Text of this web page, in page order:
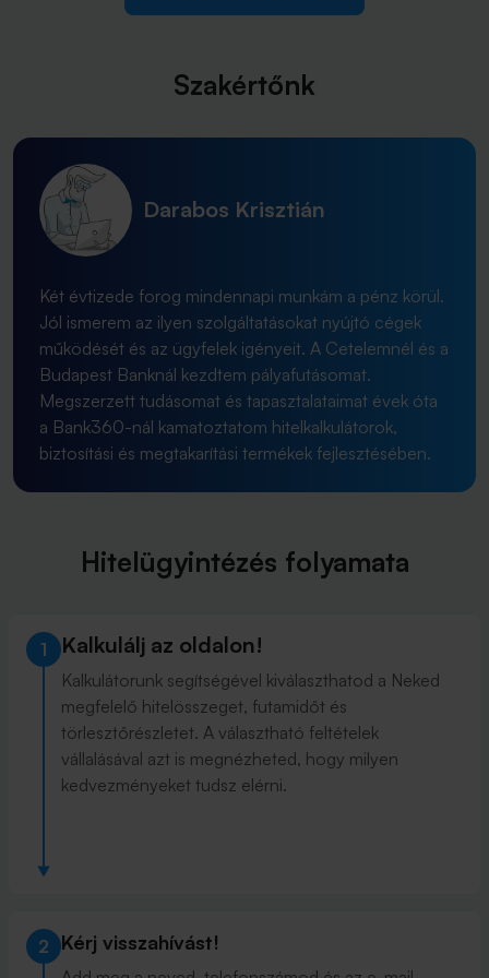
Szakértőnk
Darabos Krisztián
Két évtizede forog mindennapi munkám a pénz körül.
Jól ismerem az ilyen szolgáltatásokat nyújtó cégek
működését és az ügyfelek igényeit. A Cetelemnél és a
Budapest Banknál kezdtem pályafutásomat.
Megszerzett tudásomat és tapasztalataimat évek óta
a Bank360-nál kamatoztatom hitelkalkulátorok,
biztosítási és megtakarítási termékek fejlesztésében.
Hitelügyintézés folyamata
1 Kalkulálj az oldalon!
Kalkulátorunk segítségével kiválaszthatod a Neked
megfelelő hitelösszeget, futamidőt és
törlesztőrészletet. A választható feltételek
vállalásával azt is megnézheted, hogy milyen
kedvezményeket tudsz elérni.
2 Kérj visszahívást!